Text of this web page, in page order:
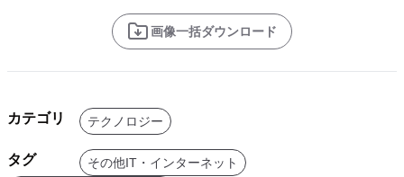
画像一括ダウンロード
カテゴリ テクノロジー
タグ
その他IT・インターネット